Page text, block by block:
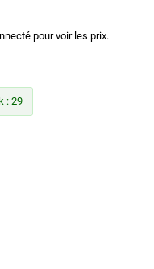
pour voir les prix.
: 29